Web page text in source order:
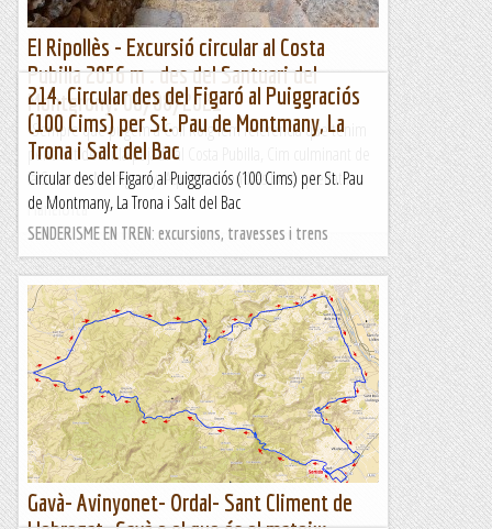
El Ripollès - Excursió circular al Costa
Pubilla 2056 m . des del Santuari del
Montgrony. 06/08/2021
Sempre que pugem a Coll Roig fem referència que tenim
pendent de fer la pujada al Costa Pubilla, Cim culminant de
la Serra de Montgrony. Aquests divendres hem quedat...
Manel&Ita
214. Circular des del Figaró al Puiggraciós
(100 Cims) per St. Pau de Montmany, La
Trona i Salt del Bac
Circular des del Figaró al Puiggraciós (100 Cims) per St. Pau
de Montmany, La Trona i Salt del Bac
SENDERISME EN TREN: excursions, travesses i trens
Gavà- Avinyonet- Ordal- Sant Climent de